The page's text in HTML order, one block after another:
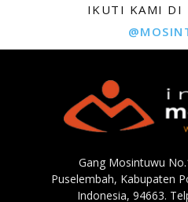
IKUTI KAMI DI
Gang Mosintuwu
Puselembah, Kabupaten
Indonesia, 94663.